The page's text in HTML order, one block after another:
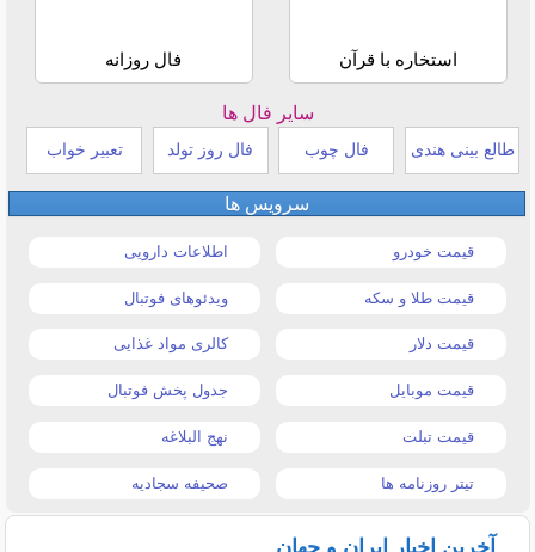
استخاره با قرآن فال روزانه
سایر فال ها
طالع بینی هندی فال چوب فال روز تولد تعبیر خواب
سرویس ها
قیمت خودرو اطلاعات دارویی
قیمت طلا و سکه ویدئوهای فوتبال
قیمت دلار کالری مواد غذایی
قیمت موبایل جدول پخش فوتبال
قیمت تبلت نهج البلاغه
تیتر روزنامه ها صحیفه سجادیه
آخرین اخبار ایران و جهان